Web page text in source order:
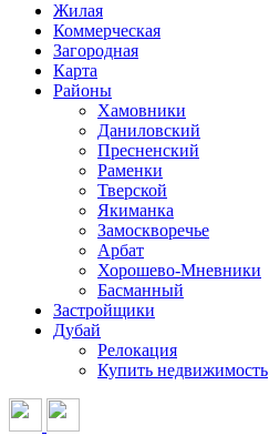
Жилая
Коммерческая
Загородная
Карта
Районы
Хамовники
Даниловский
Пресненский
Раменки
Тверской
Якиманка
Замоскворечье
Арбат
Хорошево-Мневники
Басманный
Застройщики
Дубай
Релокация
Купить недвижимость